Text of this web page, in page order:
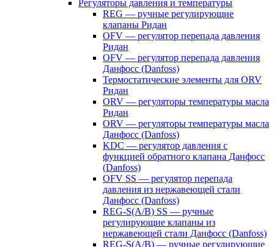
Регуляторы давления и температуры
REG — ручные регулирующие
клапаны Ридан
OFV — регулятор перепада давления
Ридан
OFV — регулятор перепада давления
Данфосс (Danfoss)
Термостатические элементы для ORV
Ридан
ORV — регуляторы температуры масла
Ридан
ORV — регуляторы температуры масла
Данфосс (Danfoss)
KDC — регулятор давления с
функцией обратного клапана Данфосс
(Danfoss)
OFV SS — регулятор перепада
давления из нержавеющей стали
Данфосс (Danfoss)
REG-S(A/B) SS — ручные
регулирующие клапаны из
нержавеющей стали Данфосс (Danfoss)
REG-S(A/B) — ручные регулирующие